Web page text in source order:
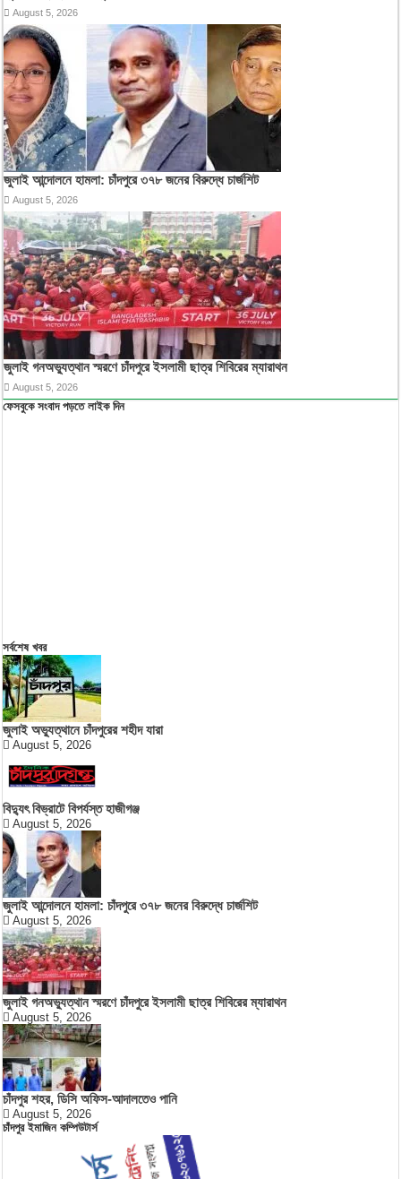
August 5, 2026
জুলাই আন্দোলনে হামলা: চাঁদপুরে ৩৭৮ জনের বিরুদ্ধে চার্জশিট
August 5, 2026
জুলাই গনঅভ্যুত্থান স্মরণে চাঁদপুরে ইসলামী ছাত্র শিবিরের ম্যারাথন
August 5, 2026
ফেসবুকে সংবাদ পড়তে লাইক দিন
সর্বশেষ খবর
জুলাই অভ্যুত্থানে চাঁদপুরের শহীদ যারা
August 5, 2026
বিদ্যুৎ বিভ্রাটে বিপর্যস্ত হাজীগঞ্জ
August 5, 2026
জুলাই আন্দোলনে হামলা: চাঁদপুরে ৩৭৮ জনের বিরুদ্ধে চার্জশিট
August 5, 2026
জুলাই গনঅভ্যুত্থান স্মরণে চাঁদপুরে ইসলামী ছাত্র শিবিরের ম্যারাথন
August 5, 2026
চাঁদপুর শহর, ডিসি অফিস-আদালতেও পানি
August 5, 2026
চাঁদপুর ইমাজিন কম্পিউটার্স